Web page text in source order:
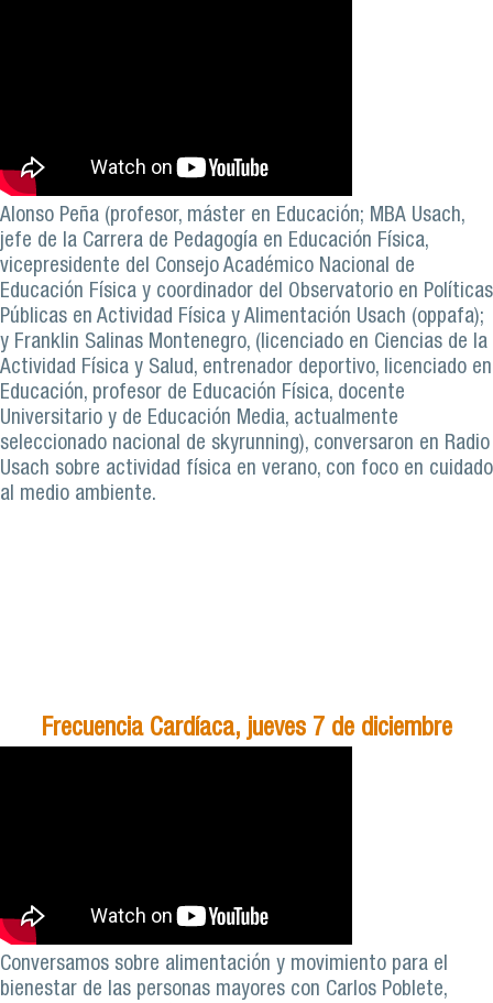
Alonso Peña (profesor, máster en Educación; MBA Usach,
jefe de la Carrera de Pedagogía en Educación Física,
vicepresidente del Consejo Académico Nacional de
Educación Física y coordinador del Observatorio en Políticas
Públicas en Actividad Física y Alimentación Usach (oppafa);
y Franklin Salinas Montenegro, (licenciado en Ciencias de la
Actividad Física y Salud, entrenador deportivo, licenciado en
Educación, profesor de Educación Física, docente
Universitario y de Educación Media, actualmente
seleccionado nacional de skyrunning), conversaron en Radio
Usach sobre actividad física en verano, con foco en cuidado
al medio ambiente.
Frecuencia Cardíaca, jueves 7 de diciembre
Conversamos sobre alimentación y movimiento para el
bienestar de las personas mayores con Carlos Poblete,